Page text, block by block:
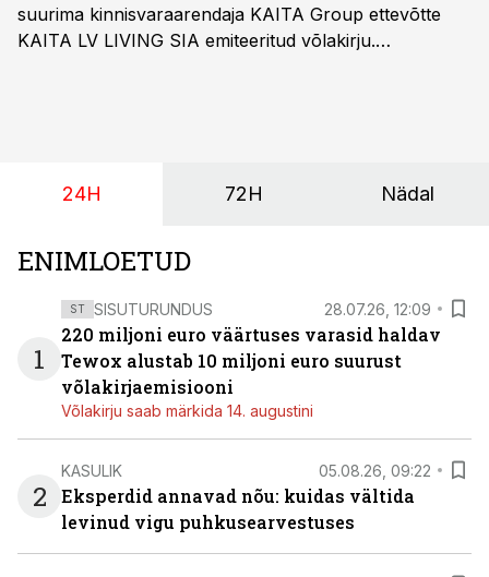
suurima kinnisvaraarendaja KAITA Group ettevõtte
KAITA LV LIVING SIA emiteeritud võlakirju.
24H 72H Nädal
ENIMLOETUD
1
ST SISUTURUNDUS 28.07.26, 12:09
220 miljoni euro väärtuses varasid haldav
Tewox alustab 10 miljoni euro suurust
võlakirjaemisiooni
Võlakirju saab märkida 14. augustini
2
KASULIK 05.08.26, 09:22
Eksperdid annavad nõu: kuidas vältida
levinud vigu puhkusearvestuses